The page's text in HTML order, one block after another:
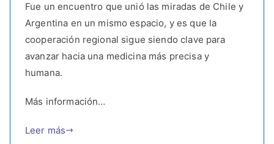
Fue un encuentro que unió las miradas de Chile y
Argentina en un mismo espacio, y es que la
cooperación regional sigue siendo clave para
avanzar hacia una medicina más precisa y
humana.
Más información…
Leer más